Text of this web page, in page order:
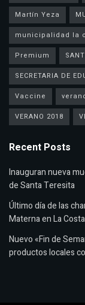
Martín Yeza
municipalidad la
Premium
SECRETARIA DE
Vaccine
VERANO 2018
Recent Posts
Inauguran nueva
de Santa Teresita
Último día de las
Materna en La Costa
Nuevo «Fin de
productos locales